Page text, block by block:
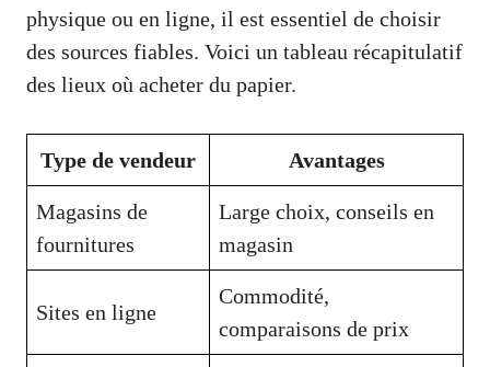
physique ou en ligne, il est essentiel de choisir
des sources fiables. Voici un tableau récapitulatif
des lieux où acheter du papier.
Type de vendeur Avantages
Magasins de
fournitures
Large choix, conseils en
magasin
Sites en ligne
Commodité,
comparaisons de prix